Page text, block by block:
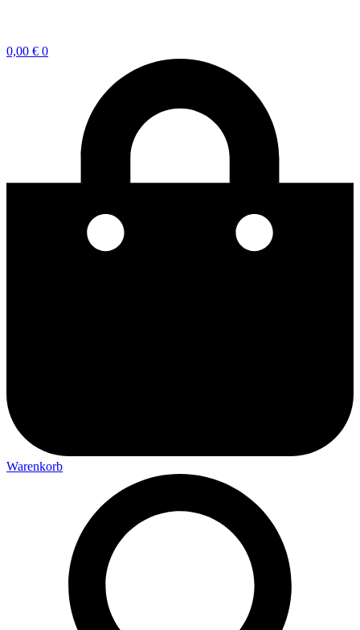
0,00 € 0
Warenkorb